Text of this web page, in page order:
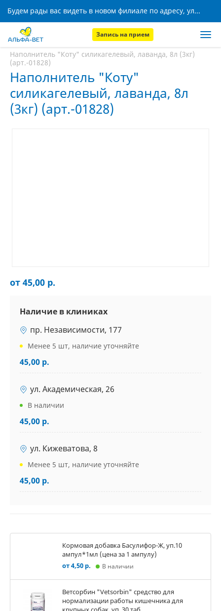
Будем рады вас видеть в новом филиале по адресу, ул. Кижеватова, 8!
Запись на прием
Главная
Наполнитель "Коту" силикагелевый, лаванда, 8л (3кг)
(арт.-01828)
Наполнитель "Коту"
силикагелевый, лаванда, 8л
(3кг) (арт.-01828)
от 45,00 р.
Наличие в клиниках
пр. Независимости, 177
Менее 5 шт, наличие уточняйте
45,00 р.
ул. Академическая, 26
В наличии
45,00 р.
ул. Кижеватова, 8
Менее 5 шт, наличие уточняйте
45,00 р.
Кормовая добавка Басулифор-Ж, уп.10
ампул*1мл (цена за 1 ампулу)
от 4,50 р.
В наличии
Ветсорбин "Vetsorbin" средство для
нормализации работы кишечника для